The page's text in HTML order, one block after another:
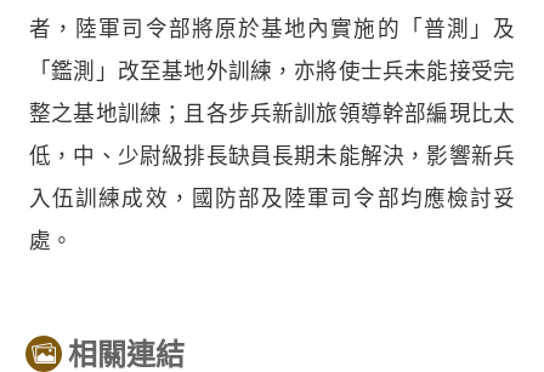
者，陸軍司令部將原於基地內實施的「普測」及
「鑑測」改至基地外訓練，亦將使士兵未能接受完
整之基地訓練；且各步兵新訓旅領導幹部編現比太
低，中、少尉級排長缺員長期未能解決，影響新兵
入伍訓練成效，國防部及陸軍司令部均應檢討妥
處。
相關連結